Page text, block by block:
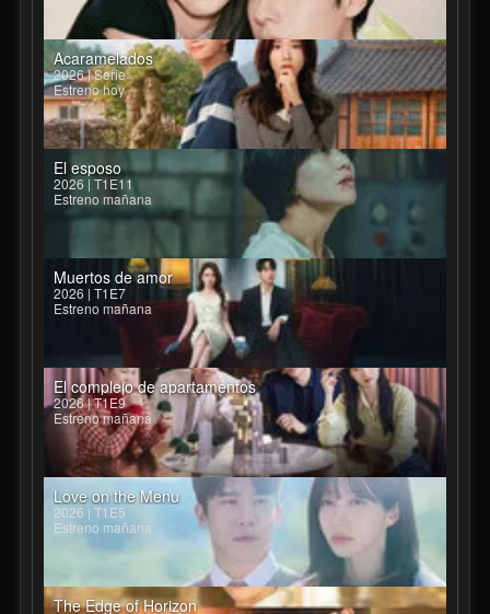
Acaramelados
2026 | Serie
Estreno hoy
El esposo
2026 | T1E11
Estreno mañana
Muertos de amor
2026 | T1E7
Estreno mañana
El complejo de apartamentos
2026 | T1E9
Estreno mañana
Love on the Menu
2026 | T1E5
Estreno mañana
The Edge of Horizon